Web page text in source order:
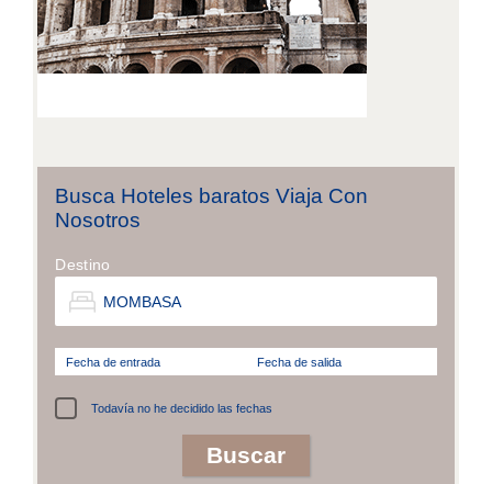
Busca Hoteles baratos Viaja Con
Nosotros
Destino
Fecha de entrada Fecha de salida
Todavía no he decidido las fechas